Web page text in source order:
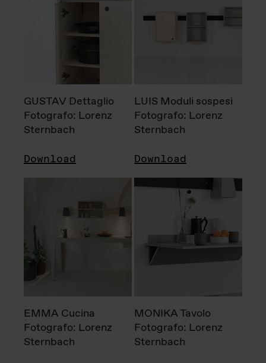
GUSTAV Dettaglio
Fotografo: Lorenz
Sternbach
Download
LUIS Moduli sospesi
Fotografo: Lorenz
Sternbach
Download
EMMA Cucina
Fotografo: Lorenz
Sternbach
MONIKA Tavolo
Fotografo: Lorenz
Sternbach